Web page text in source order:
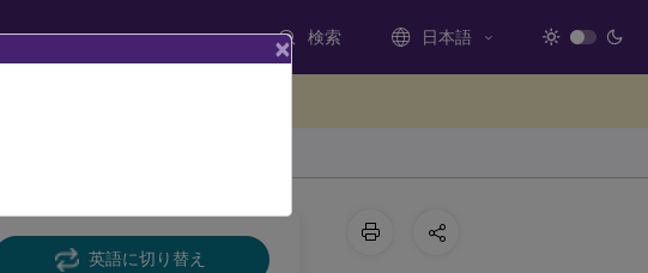
検索 日本語
英語に切り替え
×